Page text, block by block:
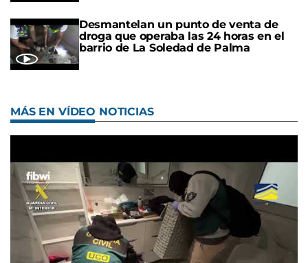
Desmantelan un punto de venta de
droga que operaba las 24 horas en el
barrio de La Soledad de Palma
MÁS EN VÍDEO NOTICIAS